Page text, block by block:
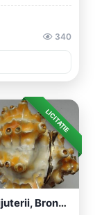
340
LICITAȚIE
Caseta Bijuterii, Bronz Emailata,superba...